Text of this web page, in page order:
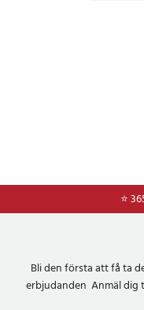
⭐
Bli den första att få ta
erbjudanden Anmäl dig